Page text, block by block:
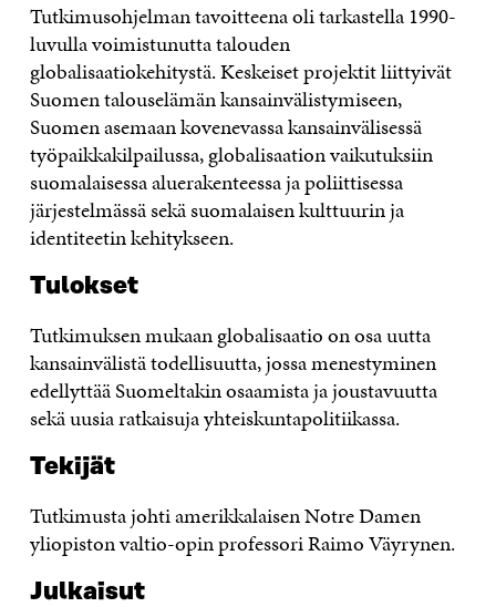
Tutkimusohjelman tavoitteena oli tarkastella 1990-
luvulla voimistunutta talouden
globalisaatiokehitystä. Keskeiset projektit liittyivät
Suomen talouselämän kansainvälistymiseen,
Suomen asemaan kovenevassa kansainvälisessä
työpaikkakilpailussa, globalisaation vaikutuksiin
suomalaisessa aluerakenteessa ja poliittisessa
järjestelmässä sekä suomalaisen kulttuurin ja
identiteetin kehitykseen.
Tulokset
Tutkimuksen mukaan globalisaatio on osa uutta
kansainvälistä todellisuutta, jossa menestyminen
edellyttää Suomeltakin osaamista ja joustavuutta
sekä uusia ratkaisuja yhteiskuntapolitiikassa.
Tekijät
Tutkimusta johti amerikkalaisen Notre Damen
yliopiston valtio-opin professori Raimo Väyrynen.
Julkaisut